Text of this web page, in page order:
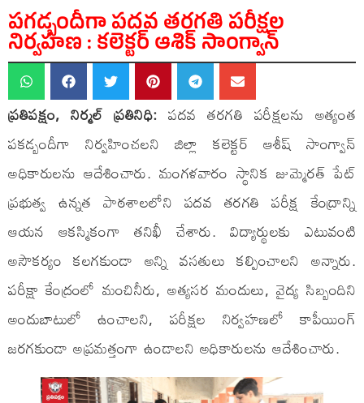
పగడ్బందీగా పదవ తరగతి పరీక్షల
నిర్వహణ : కలెక్టర్ ఆశిక్ సాంగ్వాన్
ప్రతిపక్షం, నిర్మల్ ప్రతినిధి: పదవ తరగతి పరీక్షలను అత్యంత
పకడ్బందీగా నిర్వహించలని జిల్లా కలెక్టర్ ఆశీష్ సాంగ్వాన్
అధికారులను ఆదేశించారు. మంగళవారం స్థానిక జుమ్మెరత్ పేట్
ప్రభుత్వ ఉన్నత పాఠశాలలోని పదవ తరగతి పరీక్ష కేంద్రాన్ని
ఆయన ఆకస్మికంగా తనిఖీ చేశారు. విద్యార్థులకు ఎటువంటి
అసౌకర్యం కలగకుండా అన్ని వసతులు కల్పించాలని అన్నారు.
పరీక్షా కేంద్రంలో మంచినీరు, అత్యసర మందులు, వైద్య సిబ్బందిని
అందుబాటులో ఉంచాలని, పరీక్షల నిర్వహణలో కాపీయింగ్
జరగకుండా అప్రమత్తంగా ఉండాలని అధికారులను ఆదేశించారు.